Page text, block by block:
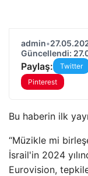
admin•
Güncellendi:
Paylaş: Twitter
Pinterest
Bu haberin ilk
“Müzikle mi
İsrail'in 2024
Eurovision,